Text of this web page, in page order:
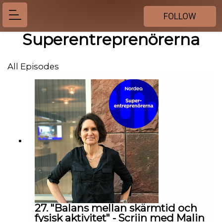
FOLLOW
Superentreprenörerna
All Episodes
27. "Balans mellan skärmtid och
fysisk aktivitet" - Scriin med Malin